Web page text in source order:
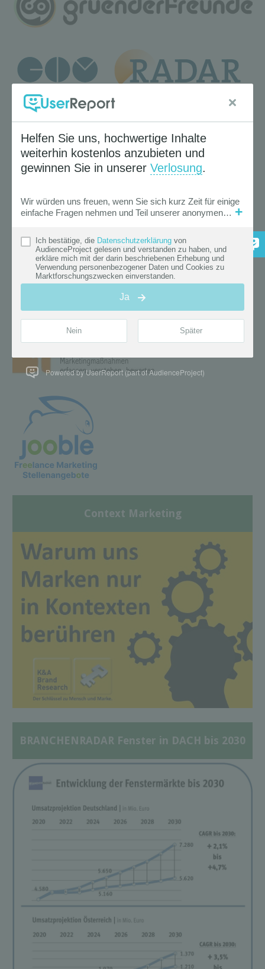
Context Marketing
BRANCHENRADAR Fenster in DACH bis 2030
Powered by UserReport (part of AudienceProject)